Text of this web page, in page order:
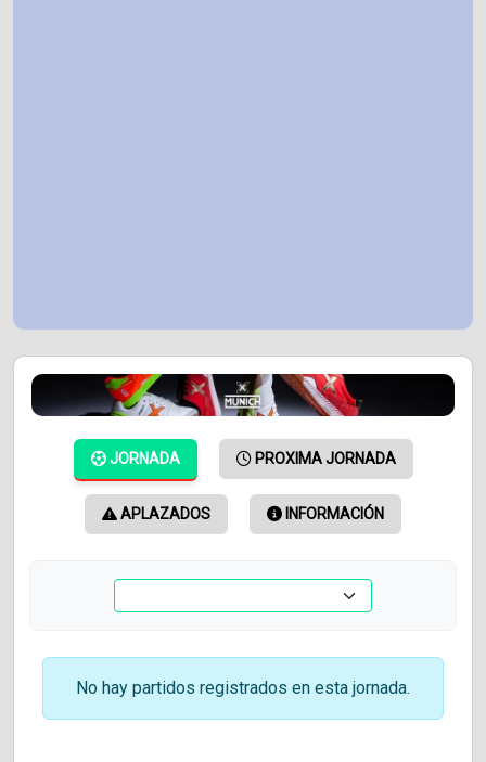
JORNADA PROXIMA JORNADA
APLAZADOS INFORMACIÓN
No hay partidos registrados en esta jornada.